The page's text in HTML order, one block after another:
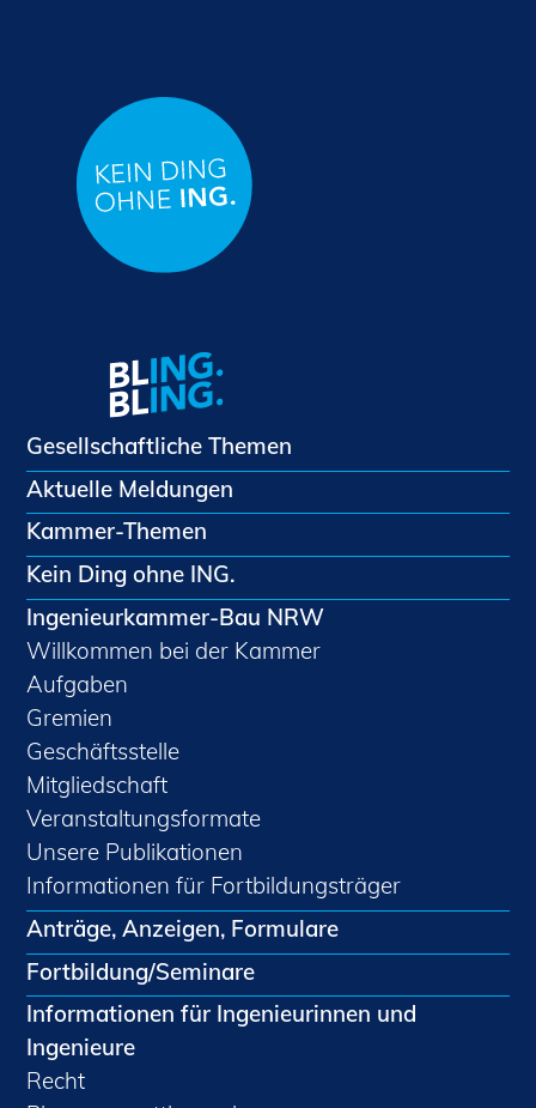
Gesellschaftliche Themen
Aktuelle Meldungen
Kammer-Themen
Kein Ding ohne ING.
Ingenieurkammer-Bau NRW
Willkommen bei der Kammer
Aufgaben
Gremien
Geschäftsstelle
Mitgliedschaft
Veranstaltungsformate
Unsere Publikationen
Informationen für Fortbildungsträger
Anträge, Anzeigen, Formulare
Fortbildung/Seminare
Informationen für Ingenieurinnen und
Ingenieure
Recht